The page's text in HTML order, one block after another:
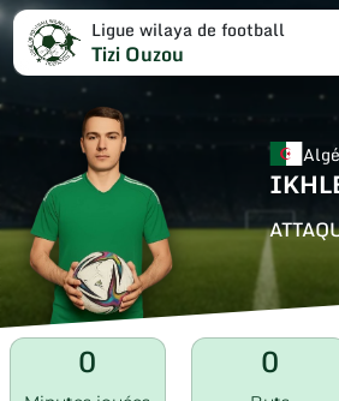
Ligue wilaya de football
Tizi Ouzou
0 0